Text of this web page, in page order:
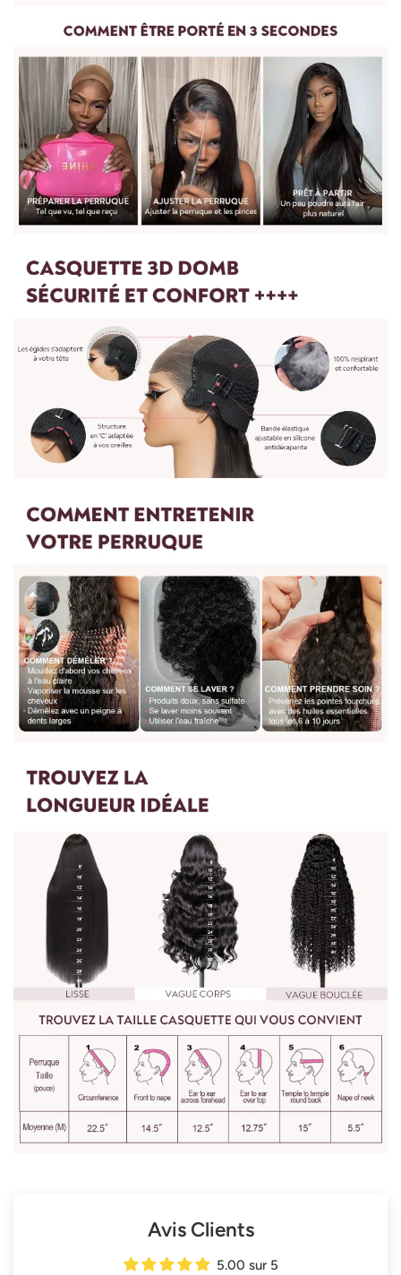
Pour mesurer la longueur d'une perruque droite, partez du
centre du bonnet de perruque ou de la tête et mesurez
jusqu'à la mèche de cheveux la plus longue en bas.
Pour les perruques bouclées et ondulées, vous devez lisser les
cheveux avant de les mesurer. Etirez doucement les cheveux
jusqu'à leur longueur maximale, puis mesurez du haut de la
perruque jusqu'à l'extrémité des cheveux.
Pour toute question, n'hésitez pas à nous contacter :
Avis Clients
5.00 sur 5